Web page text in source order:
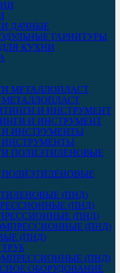
ДАЧНЫЕ
ГАРНИТУРЫ
КУХНИ
И ИНСТРУМЕНТ
ИНСТРУМЕНТЫ
(ПНД)
(ПНД)
(ПНД)
(ПНД)
(ПНД)
(ПНД)